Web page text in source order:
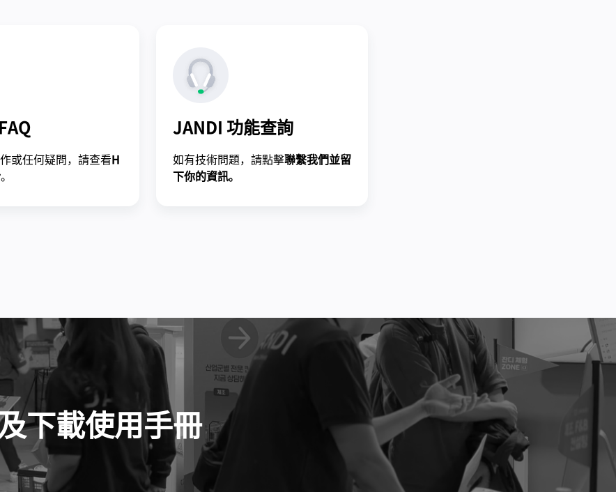
或任何疑問，請查看H
。
JANDI 功能查詢
如有技術問題，請點擊聯繫我們並留
下你的資訊。
下載使用手冊